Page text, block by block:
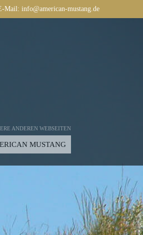
Mail: info@american-mustang.de
ANDEREN WEBSEITEN
MUSTANG